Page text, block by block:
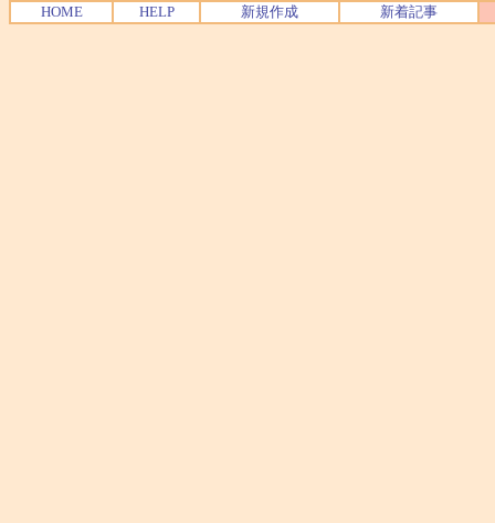
HOME HELP 新規作成 新着記事